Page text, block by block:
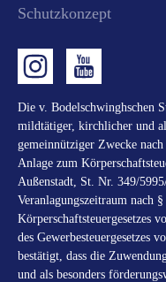
Schutzkonzept
Die v. Bodelschwinghschen
mildtätiger, kirchlicher und
gemeinnütziger Zwecke
Anlage zum
Außenstadt, St. Nr. 349/
Veranlagungszeitraum nach
Körperschaftsteuergesetzes
des Gewerbesteuergesetzes
bestätigt, dass die
und als besonders